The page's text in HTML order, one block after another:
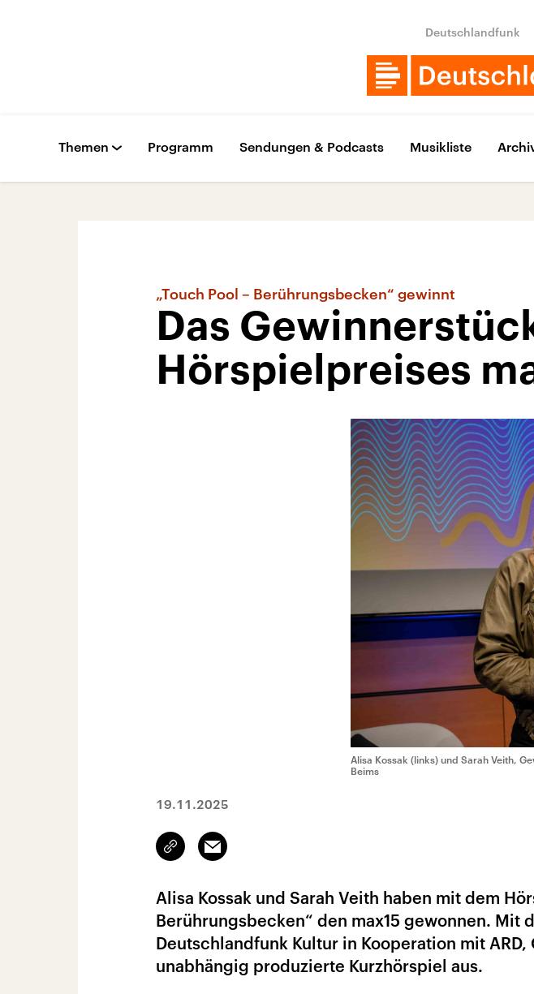
Deutschlandfunk
Themen Programm Sendungen & Podcasts Musikliste
„Touch Pool – Berührungsbecken“ gewinnt
Das
Hörspielpreises
Alisa Kossak (links) und Sarah Veith,
Beims
19.11.2025
Link
kopieren/teilen
Email
Alisa Kossak und Sarah Veith haben mit dem
Berührungsbecken“ den max15 gewonnen. Mit
Deutschlandfunk Kultur in Kooperation mit ARD,
unabhängig produzierte Kurzhörspiel aus.